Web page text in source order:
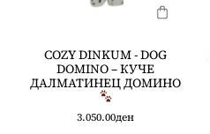
COZY DINKUM - DOG
DOMINO – КУЧЕ
ДАЛМАТИНЕЦ ДОМИНО
3.050.00ден